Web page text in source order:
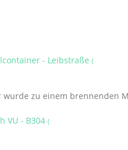
- Leibstraße (
wurde zu einem brennenden
VU - B304 (